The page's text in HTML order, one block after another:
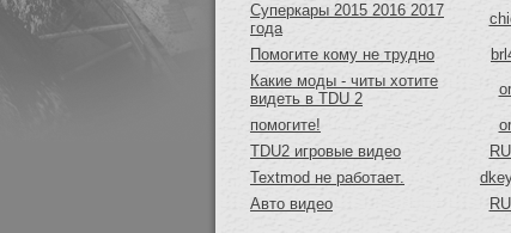
Суперкары 2015 2016 2017
года
Помогите кому не трудно
Какие моды - читы хотите
видеть в TDU 2
помогите!
TDU2 игровые видео
Textmod не работает.
Авто видео